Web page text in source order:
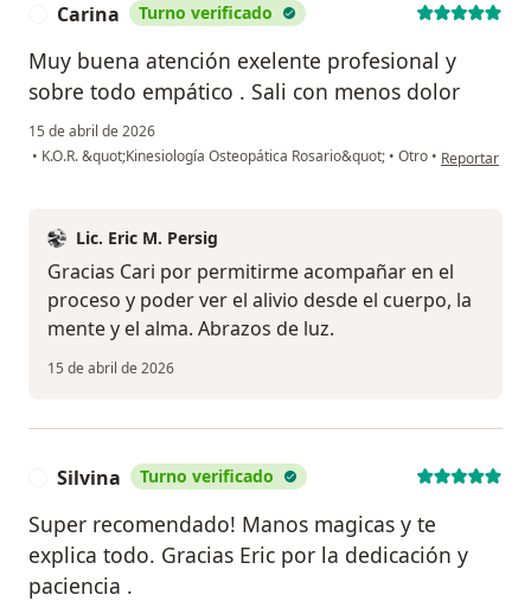
Carina Turno verificado
Muy buena atención exelente profesional y
sobre todo empático . Sali con menos dolor
15 de abril de 2026
• K.O.R. &quot;Kinesiología Osteopática Rosario&quot; • Otro • en opinión
Reportar
Lic. Eric M. Persig
Gracias Cari por permitirme acompañar en el
proceso y poder ver el alivio desde el cuerpo, la
mente y el alma. Abrazos de luz.
15 de abril de 2026
Silvina Turno verificado
Super recomendado! Manos magicas y te
explica todo. Gracias Eric por la dedicación y
paciencia .